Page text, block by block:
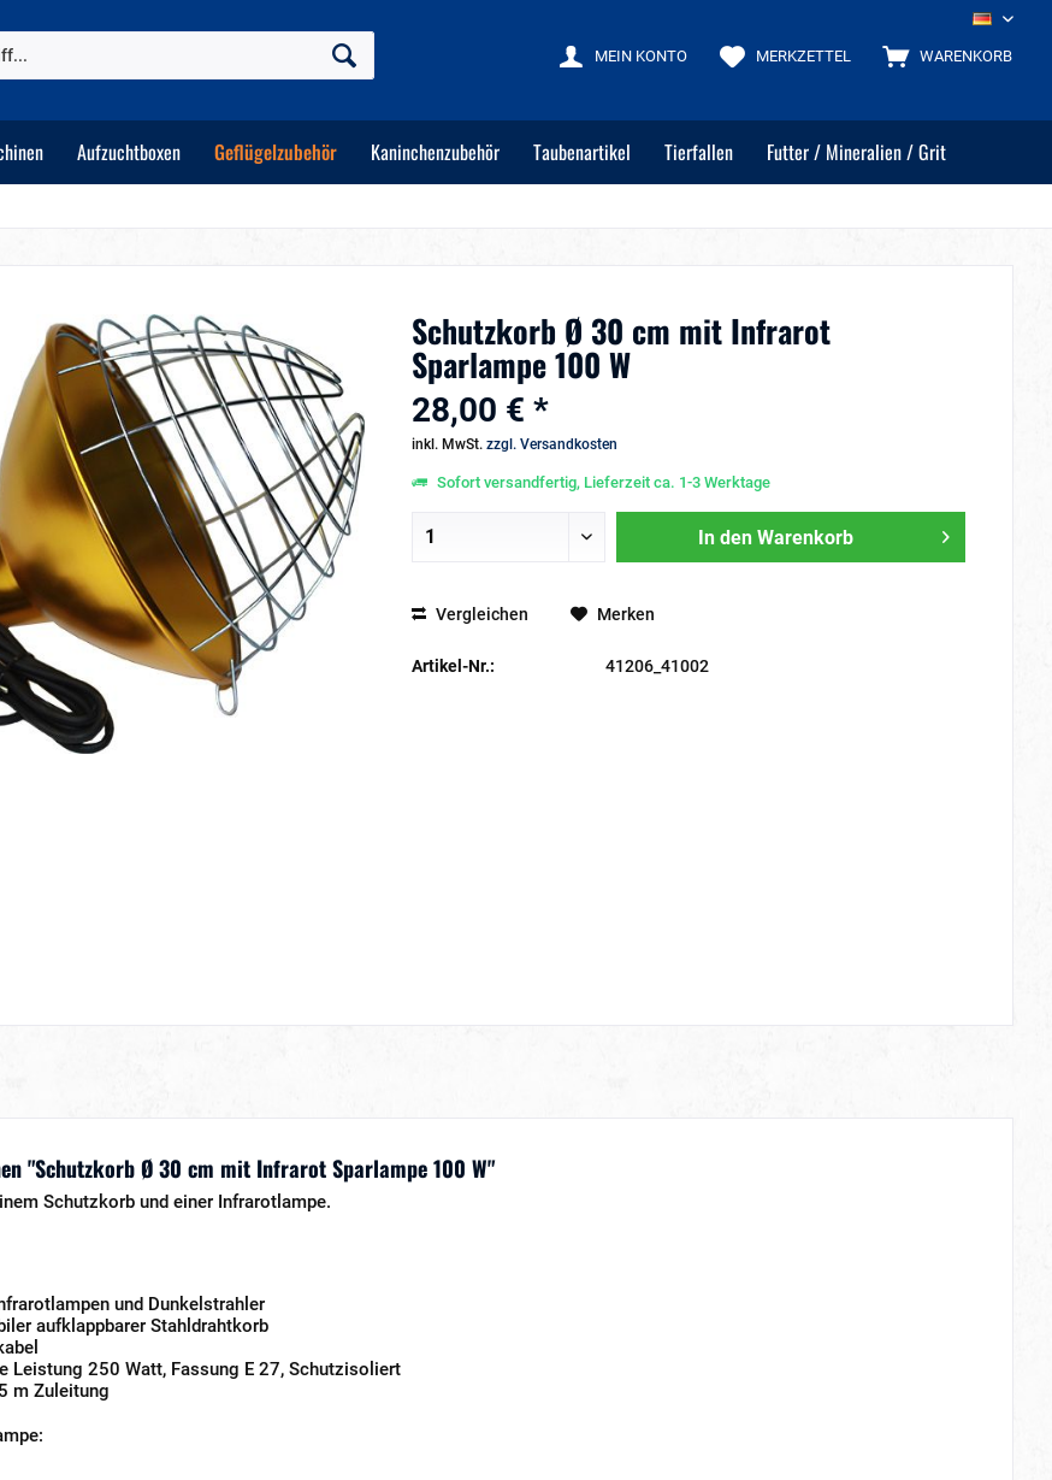
DE
WARENKORB
MERKZETTEL
MEIN KONTO
Aufzuchtboxen Geflügelzubehör Kaninchenzubehör Taubenartikel Tierfallen Futter / Mineralien / Grit
Schutzkorb Ø 30 cm mit Infrarot
Sparlampe 100 W
28,00 € *
inkl. MwSt. zzgl. Versandkosten
Sofort versandfertig, Lieferzeit ca. 1-3 Werktage
In den Warenkorb
Vergleichen Merken
Artikel-Nr.: 41206_41002
"Schutzkorb Ø 30 cm mit Infrarot Sparlampe 100 W"
Schutzkorb und einer Infrarotlampe.
und Dunkelstrahler
aufklappbarer Stahldrahtkorb
Leistung 250 Watt, Fassung E 27, Schutzisoliert
m Zuleitung